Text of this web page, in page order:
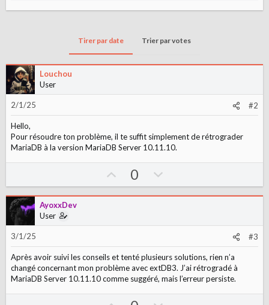
Tirer par date Trier par votes
Louchou
User
2/1/25 #2
Hello,
Pour résoudre ton problème, il te suffit simplement de rétrograder
MariaDB à la version MariaDB Server 10.11.10.
p
v
t
e
0
o
w
v
o
t
e
AyoxxDev
User
3/1/25 #3
Après avoir suivi les conseils et tenté plusieurs solutions, rien n’a
changé concernant mon problème avec extDB3. J’ai rétrogradé à
MariaDB Server 10.11.10 comme suggéré, mais l’erreur persiste.